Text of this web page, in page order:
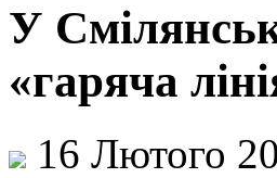
У
«гаряча
16 Лютого